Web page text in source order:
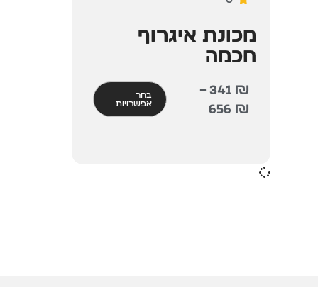
מכונת איגרוף
חכמה
341 ₪
–
656 ₪
בחר
אפשרויות